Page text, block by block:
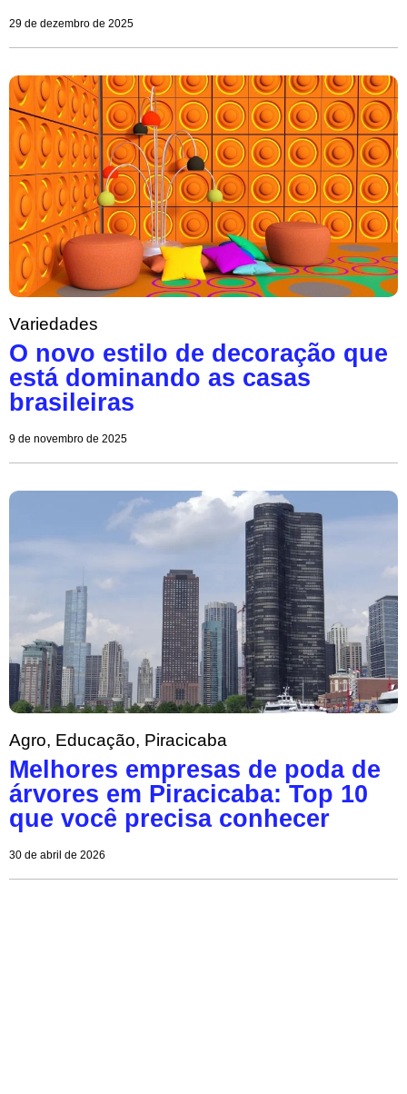
29 de dezembro de 2025
Variedades
O novo estilo de decoração que
está dominando as casas
brasileiras
9 de novembro de 2025
Agro, Educação, Piracicaba
Melhores empresas de poda de
árvores em Piracicaba: Top 10
que você precisa conhecer
30 de abril de 2026